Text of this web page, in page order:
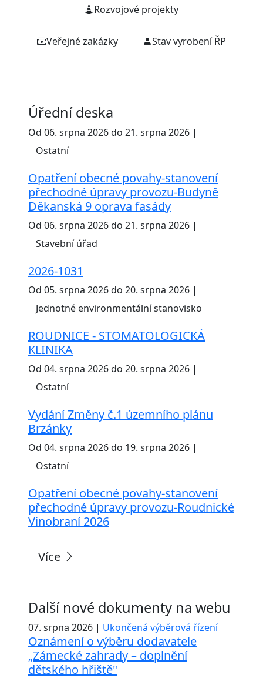
Rozvojové projekty
Veřejné zakázky Stav vyrobení ŘP
Úřední deska
Od 06. srpna 2026 do 21. srpna 2026 |
Ostatní
Opatření obecné povahy-stanovení
přechodné úpravy provozu-Budyně
Děkanská 9 oprava fasády
Od 06. srpna 2026 do 21. srpna 2026 |
Stavební úřad
2026-1031
Od 05. srpna 2026 do 20. srpna 2026 |
Jednotné environmentální stanovisko
ROUDNICE - STOMATOLOGICKÁ
KLINIKA
Od 04. srpna 2026 do 20. srpna 2026 |
Ostatní
Vydání Změny č.1 územního plánu
Brzánky
Od 04. srpna 2026 do 19. srpna 2026 |
Ostatní
Opatření obecné povahy-stanovení
přechodné úpravy provozu-Roudnické
Vinobraní 2026
Více
Další nové dokumenty na webu
07. srpna 2026 | Ukončená výběrová řízení
Oznámení o výběru dodavatele
„Zámecké zahrady – doplnění
dětského hřiště"